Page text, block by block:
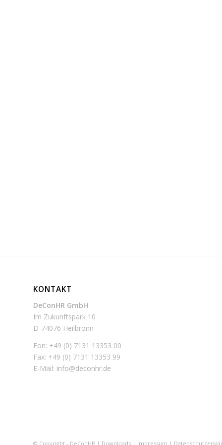
KONTAKT
DeConHR GmbH
Im Zukunftspark 10
D-74076 Heilbronn
Fon: +49 (0) 7131 13353 00
Fax: +49 (0) 7131 13353 99
E-Mail: info@deconhr.de
© Copyright - DeConHR | Downloads | Impressum |